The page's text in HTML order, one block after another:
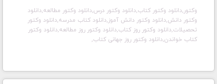
وکتور,دانلود وکتور کتاب,دانلود وکتور درس,دانلود وکتور مطالعه,دانلود
وکتور دانش,دانلود وکتور دانش آموز,دانلود کتاب مدرسه,دانلود وکتور
تحصیلات,دانلود وکتور روز کتاب,دانلود وکتور روز مطالعه,دانلود وکتور
کتاب خواندن,دانلود وکتور روز جهانی کتاب,